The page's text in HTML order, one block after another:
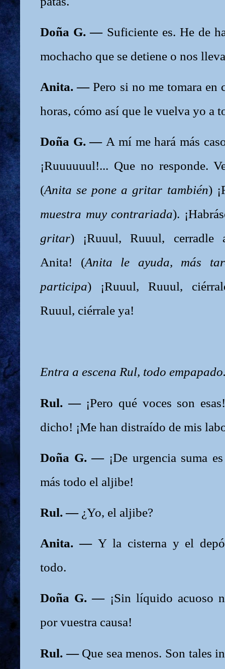
Doña G. — Suficiente es. He de
mochacho que se detiene o nos
Anita. —Pero si no me tomara en
horas, cómo así que le vuelva yo a
Doña G. — A mí me hará más
¡Ruuuuuul!... Que no responde.
(Anita se pone a gritar también)
muestra muy contrariada).
gritar) ¡Ruuul, Ruuul, cerradle
Anita! (Anita le ayuda, más
participa) ¡Ruuul, Ruuul,
Ruuul, ciérrale ya!
Entra a escena Rul, todo
Rul. — ¡Pero qué voces son
dicho! ¡Me han distraído de mis
Doña G. — ¡De urgencia suma
más todo el aljibe!
Rul. — ¿Yo, el aljibe?
Anita. — Y la cisterna y el
todo.
Doña G. — ¡Sin líquido acuoso
por vuestra causa!
Rul. — Que sea menos. Son tales